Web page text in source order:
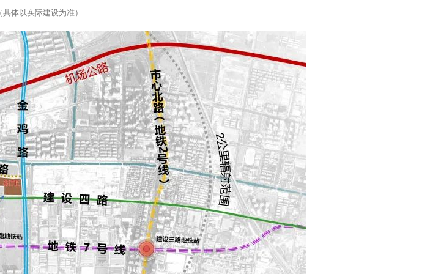
体以实际建设为准）